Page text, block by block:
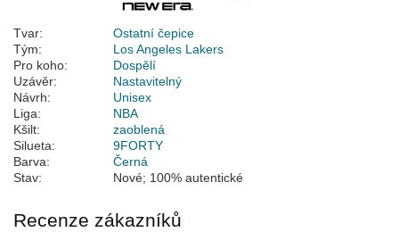
Tvar:
Ostatní čepice
Tým:
Los Angeles Lakers
Pro koho:
Dospělí
Uzávěr:
Nastavitelný
Návrh:
Unisex
Liga:
NBA
Kšilt:
zaoblená
Silueta:
9FORTY
Barva:
Černá
Stav:
Nové; 100% autentické
Recenze zákazníků